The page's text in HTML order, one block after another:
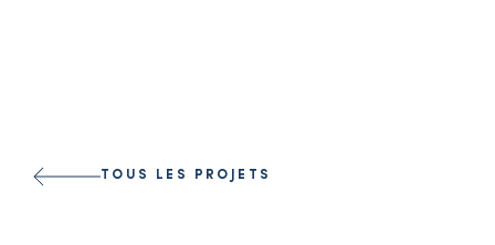
TOUS LES PROJETS